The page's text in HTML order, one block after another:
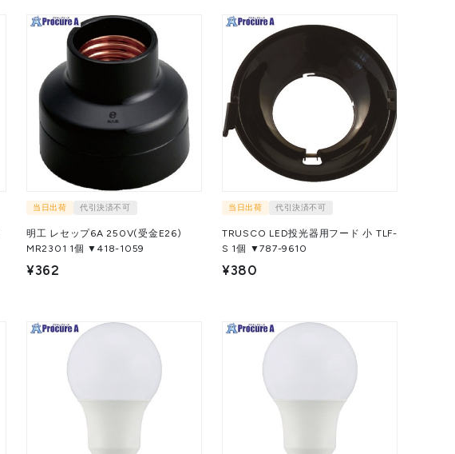
当日出荷 代引決済不可
明工 レセップ6A 250V(受金E26)
MR2301 1個 ▼418-1059
¥362
当日出荷 代引決済不可
TRUSCO LED投光器用フード 小 TLF-
S 1個 ▼787-9610
¥380